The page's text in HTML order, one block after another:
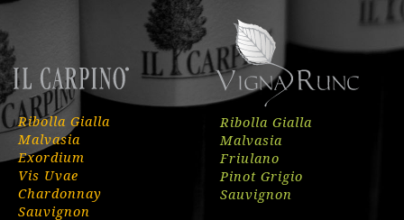
Ribolla Gialla
Malvasia
Exordium
Vis Uvae
Chardonnay
Sauvignon
Ribolla Gialla
Malvasia
Friulano
Pinot Grigio
Sauvignon